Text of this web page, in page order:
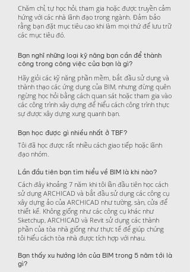
Chăm chỉ, tự học hỏi, tham gia hoặc được truyền cảm
hứng với các nhà lãnh đạo trong ngành. Đảm bảo
rằng bạn đặt mục tiêu cao khi làm mọi thứ để lưu trữ
các mục tiêu đó.
Bạn nghĩ những loại kỹ năng bạn cần để thành
công trong công việc của bạn là gì?
Hãy giỏi các kỹ năng phần mềm, bắt đầu sử dụng và
thành thạo các ứng dụng của BIM, nhưng đừng quên
ngừng học hỏi bằng cách quan sát hoặc tham gia vào
các công trình xây dựng để hiểu cách công trình thực
sự được xây dựng xung quanh bạn.
Bạn học được gì nhiều nhất ở TBF?
Tôi đã học được rất nhiều cách giao tiếp hoặc lãnh
đạo nhóm.
Lần đầu tiên bạn tìm hiểu về BIM là khi nào?
Cách đây khoảng 7 năm khi tôi lần đầu tiên học cách
sử dụng ARCHICAD và bắt đầu sử dụng các công cụ
xây dựng ảo của ARCHICAD như tường, sàn, cửa để
thiết kế. Không giống như các công cụ khác như
Sketchup, ARCHICAD và Revit sử dụng các thành
phần của tòa nhà giống như thực tế để giúp chúng
tôi hiểu cách tòa nhà được tích hợp với nhau.
Bạn thấy xu hướng lớn của BIM trong 5 năm tới là
gì?